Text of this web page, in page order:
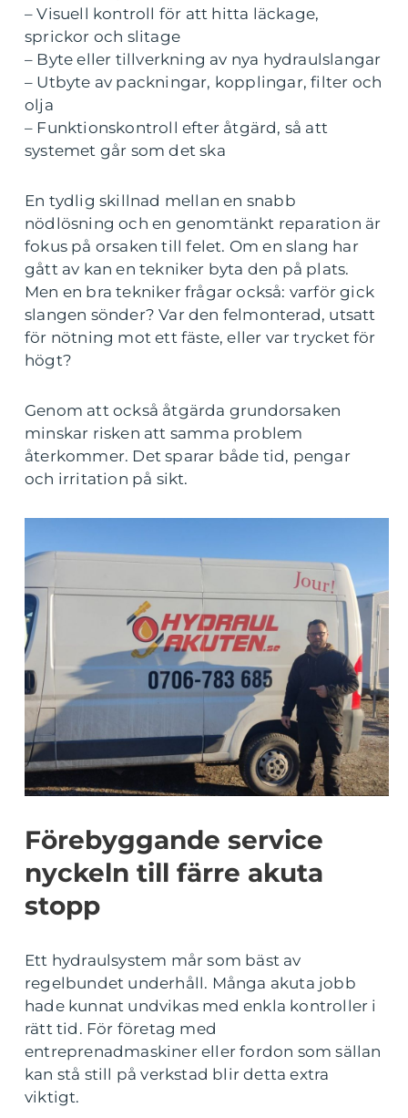
– Visuell kontroll för att hitta läckage,
sprickor och slitage
– Byte eller tillverkning av nya hydraulslangar
– Utbyte av packningar, kopplingar, filter och
olja
– Funktionskontroll efter åtgärd, så att
systemet går som det ska
En tydlig skillnad mellan en snabb
nödlösning och en genomtänkt reparation är
fokus på orsaken till felet. Om en slang har
gått av kan en tekniker byta den på plats.
Men en bra tekniker frågar också: varför gick
slangen sönder? Var den felmonterad, utsatt
för nötning mot ett fäste, eller var trycket för
högt?
Genom att också åtgärda grundorsaken
minskar risken att samma problem
återkommer. Det sparar både tid, pengar
och irritation på sikt.
Förebyggande service
nyckeln till färre akuta
stopp
Ett hydraulsystem mår som bäst av
regelbundet underhåll. Många akuta jobb
hade kunnat undvikas med enkla kontroller i
rätt tid. För företag med
entreprenadmaskiner eller fordon som sällan
kan stå still på verkstad blir detta extra
viktigt.